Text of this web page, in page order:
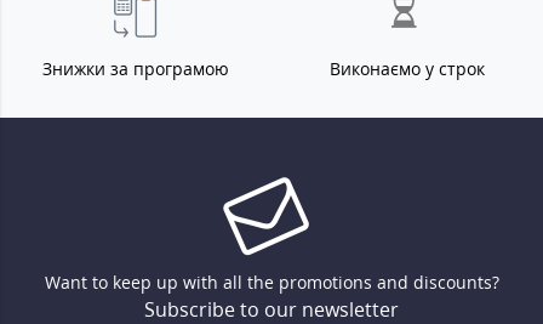
Знижки за програмою Виконаємо у строк
Want to keep up with all the promotions and discounts?
Subscribe to our newsletter